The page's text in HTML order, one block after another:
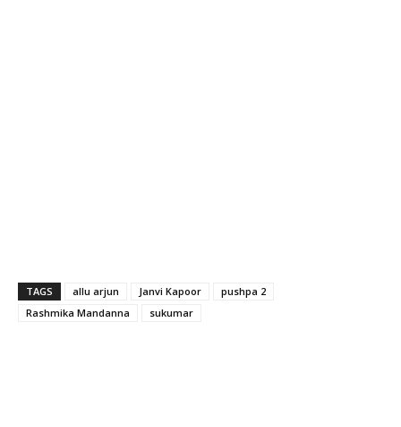
TAGS allu arjun Janvi Kapoor
pushpa 2
Rashmika Mandanna
sukumar